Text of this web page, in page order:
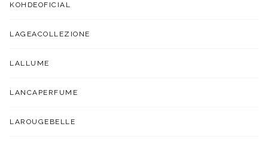
KOHDEOFICIAL
LAGEACOLLEZIONE
LALLUME
LANCAPERFUME
LAROUGEBELLE